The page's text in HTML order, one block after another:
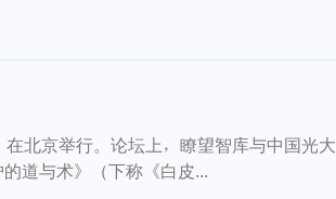
北京举行。论坛上，瞭望智库与中国光大
道与术》（下称《白皮...